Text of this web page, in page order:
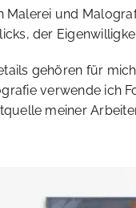
und
der
gehören für
verwende ich
meiner